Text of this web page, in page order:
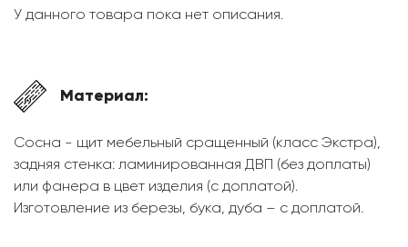
У данного товара пока нет описания.
Материал:
Сосна - щит мебельный сращенный (класс Экстра),
задняя стенка: ламинированная ДВП (без доплаты)
или фанера в цвет изделия (с доплатой).
Изготовление из березы, бука, дуба – с доплатой.